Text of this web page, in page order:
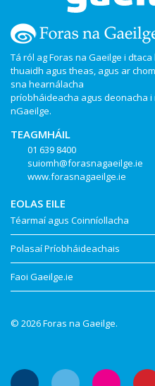
Tá ról ag Foras na Gaeilge i
thuaidh agus theas, agus ar
sna hearnálacha
príobháideacha agus deonacha
nGaeilge.
TEAGMHÁIL
01 639 8400
suiomh@forasnagaeilge.ie
www.forasnagaeilge.ie
EOLAS EILE
Téarmaí agus Coinníollacha
Polasaí Príobháideachais
Faoi Gaeilge.ie
© 2026 Foras na Gaeilge.